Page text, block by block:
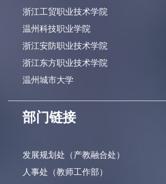
浙江工贸职业技术学院
温州科技职业学院
浙江安防职业技术学院
浙江东方职业技术学院
温州城市大学
部门链接
发展规划处（产教融合处）
人事处（教师工作部）